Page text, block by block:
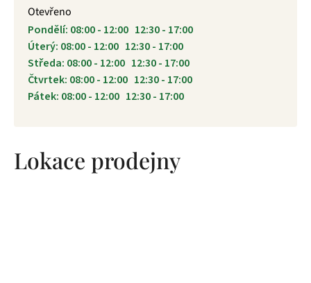
Otevřeno
Pondělí: 08:00 - 12:00 12:30 - 17:00
Úterý: 08:00 - 12:00 12:30 - 17:00
Středa: 08:00 - 12:00 12:30 - 17:00
Čtvrtek: 08:00 - 12:00 12:30 - 17:00
Pátek: 08:00 - 12:00 12:30 - 17:00
Lokace prodejny